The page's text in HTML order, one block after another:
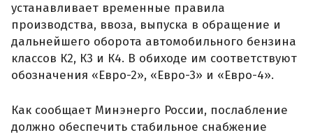
устанавливает временные правила
производства, ввоза, выпуска в обращение и
дальнейшего оборота автомобильного бензина
классов К2, К3 и К4. В обиходе им соответствуют
обозначения «Евро-2», «Евро-3» и «Евро-4».
Как сообщает Минэнерго России, послабление
должно обеспечить стабильное снабжение